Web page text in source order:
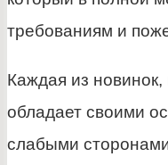
требованиям и
Каждая из
обладает своими
слабыми